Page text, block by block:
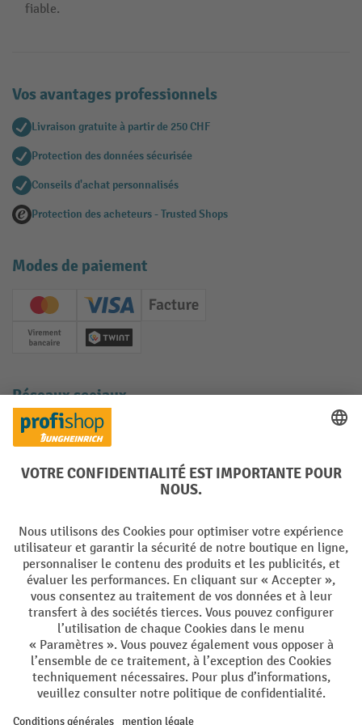
fiable.
Vos avantages professionnels
Livraison gratuite à partir de 250 CHF
Protection des données sécurisée
Conseils d'achat personnalisés
Protection des acheteurs - Trusted Shops
Modes de paiement
Creditcard (Master)Creditcard (Visa)
Facture
Paiement anticipé
Twint
Réseaux sociaux
Facebook
YouTube
LinkedInInstagram
Conditions générales de vente Mentions Légales
Protection des Données Politique de cookies
All prices excl. VAT plusshipping costsand possible delivery charges,
if not stated otherwise.